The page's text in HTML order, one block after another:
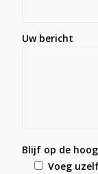
Uw bericht
Blijf op de
Voeg